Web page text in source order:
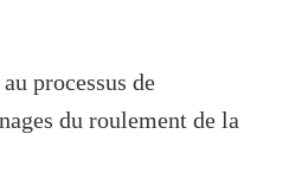
processus de
du roulement de la